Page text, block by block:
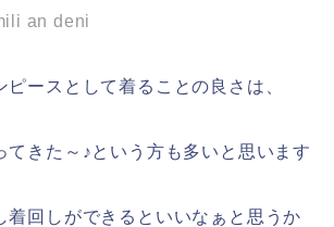
an deni
ピースとして着ることの良さは、
てきた～♪という方も多いと思います
着回しができるといいなぁと思うか